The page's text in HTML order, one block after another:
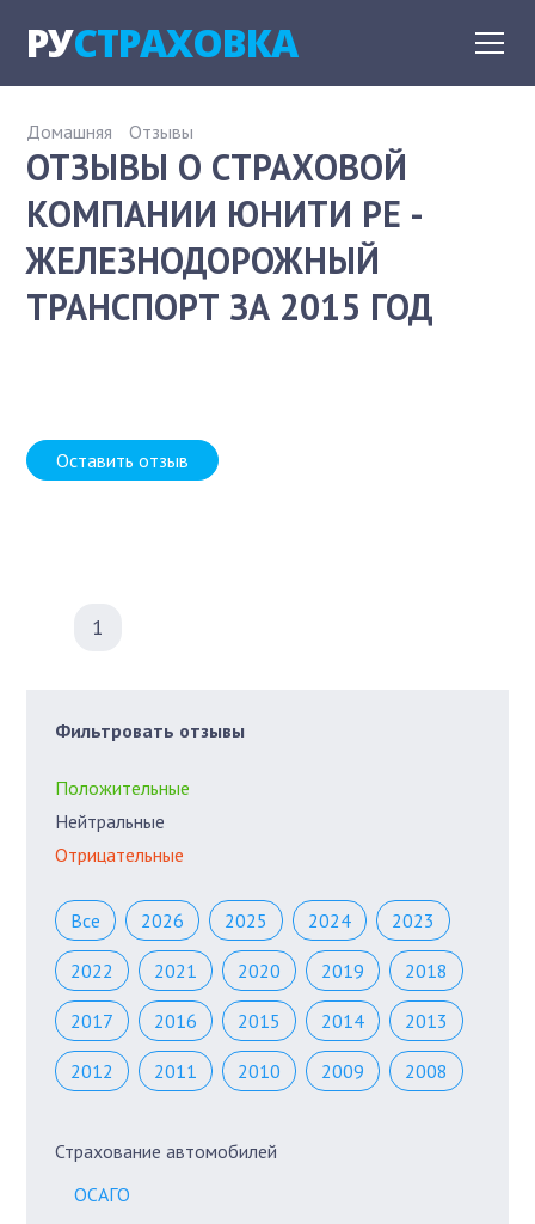
РУСТРАХОВКА
Домашняя Отзывы
ОТЗЫВЫ О СТРАХОВОЙ
КОМПАНИИ ЮНИТИ РЕ -
ЖЕЛЕЗНОДОРОЖНЫЙ
ТРАНСПОРТ ЗА 2015 ГОД
Оставить отзыв
1
Фильтровать отзывы
Положительные
Нейтральные
Отрицательные
Все 2026 2025 2024 2023
2022 2021 2020 2019 2018
2017 2016 2015 2014 2013
2012 2011 2010 2009 2008
Страхование автомобилей
ОСАГО